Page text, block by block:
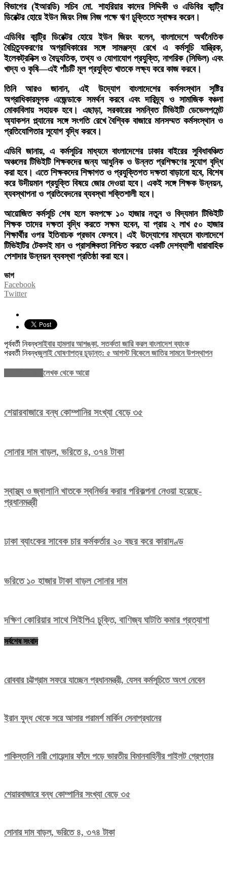
বিভাগের (ইআরডি) সচিব মো. শাহরিয়ার কাদের সিদ্দিকী ও এডিবির কান্ট্রি
ডিরেক্টর হোয়ে ইউন জিয়ং নিজ নিজ পক্ষে ঋণ চুক্তিতে স্বাক্ষর করেন।
এডিবির কান্ট্রি ডিরেক্টর হোয়ে ইউন জিয়ং বলেন, বাংলাদেশে অর্থনৈতিক
বৈচিত্র্যকরণের অগ্রাধিকারের সঙ্গে সামঞ্জস্য রেখে এ কর্মসূচি যান্ত্রিক,
ইলেকট্রনিক্স ও বৈদ্যুতিক, তথ্য ও যোগাযোগ প্রযুক্তি, নাগরিক (সিভিল) এবং
খাদ্য ও কৃষি—এই পাঁচটি মূল প্রযুক্তি খাতকে লক্ষ্য করে কাজ করবে।
তিনি আরও জানান, এই উদ্যোগ বাংলাদেশের কর্মসংস্থান সৃষ্টির
অগ্রাধিকারমূলক এজেন্ডাকে সমর্থন করবে এবং দারিদ্র্য ও সামাজিক বঞ্চনা
মোকাবিলায় সহায়ক হবে। এছাড়া, সরকারের সমন্বিত টিভিইটি ডেভেলপমেন্ট
অ্যাকশন প্ল্যানের সঙ্গে সংগতি রেখে বৈশ্বিক বাজারে মানসম্মত কর্মসংস্থান ও
প্রতিযোগিতার সুযোগ বৃদ্ধি করবে।
এডিবি জানায়, এ কর্মসূচির মাধ্যমে বাংলাদেশের ঢাকার বাইরের সুবিধাবঞ্চিত
অঞ্চলের টিভিইটি শিক্ষকদের জন্য আধুনিক ও উন্নত প্রশিক্ষণের সুযোগ বৃদ্ধি
করা হবে। এতে শিক্ষকদের শিক্ষাগত ও প্রযুক্তিগত দক্ষতা বাড়ানো হবে, বিশেষ
করে উদীয়মান প্রযুক্তি বিষয়ে জোর দেওয়া হবে। একই সঙ্গে শিক্ষক উন্নয়ন,
ব্যবস্থাপনা ও প্রতিবেদনের ব্যবস্থা শক্তিশালী হবে।
আয়োজিত কর্মসূচি শেষ হলে কমপক্ষে ১০ হাজার নতুন ও বিদ্যমান টিভিইটি
শিক্ষক তাদের দক্ষতা বৃদ্ধি করতে সক্ষম হবেন, যা প্রায় ২ লাখ ৫০ হাজার
শিক্ষার্থীর ওপর ইতিবাচক প্রভাব ফেলবে। এই উদ্যোগের মাধ্যমে বাংলাদেশে
টিভিইটির টেকসই মান ও প্রাসঙ্গিকতা নিশ্চিত করতে একটি দেশব্যাপী ধারাবাহিক
পেশাদার উন্নয়ন ব্যবস্থা প্রতিষ্ঠা করা হবে।
ভাগ
Facebook
Twitter
পূর্ববর্তী নিবন্ধসাইবার হামলার আশঙ্কা, সতর্কতা জারি করল বাংলাদেশ ব্যাংক
পরবর্তী নিবন্ধজুলাই ঘোষণাপত্র চূড়ান্ত: ৫ আগস্ট বিকেলে জাতির সামনে উপস্থাপন
লেখক থেকে আরো
শেয়ারবাজারে বন্ধ কোম্পানির সংখ্যা বেড়ে ৩৫
সোনার দাম বাড়ল, ভরিতে ৪, ৩৭৪ টাকা
স্বাস্থ্য ও জ্বালানি খাতকে স্বনির্ভর করার পরিকল্পনা নেওয়া হয়েছে-
প্রধানমন্ত্রী
ঢাকা ব্যাংকের সাবেক চার কর্মকর্তার ২০ বছর করে কারাদণ্ড
ভরিতে ১০ হাজার টাকা বাড়ল সোনার দাম
দক্ষিণ কোরিয়ার সাথে সিইপিএ চুক্তি, বাণিজ্য ঘাটতি কমার প্রত্যাশা
সর্বশেষ সংবাদ
রোববার চট্টগ্রাম সফরে যাচ্ছেন প্রধানমন্ত্রী, যেসব কর্মসূচিতে অংশ নেবেন
ইরান যুদ্ধ থেকে সরে আসার পরামর্শ মার্কিন সেনাপ্রধানের
পাকিস্তানি নারী গোয়েন্দার ফাঁদে পড়ে ভারতীয় বিমানবাহিনীর পাইলট গ্রেপ্তার
শেয়ারবাজারে বন্ধ কোম্পানির সংখ্যা বেড়ে ৩৫
সোনার দাম বাড়ল, ভরিতে ৪, ৩৭৪ টাকা